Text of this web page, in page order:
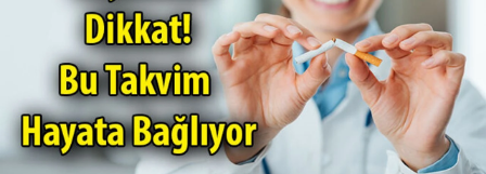
EĞİTİM
ÇEVRE
DÜNYA
Haber Arşivi